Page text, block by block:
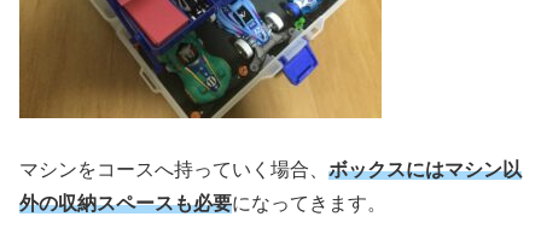
マシンをコースへ持っていく場合、 ボックスにはマシン以
外の収納スペースも必要になってきます。